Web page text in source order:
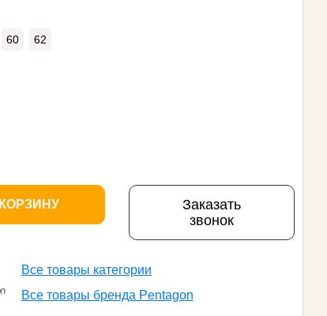
60 62
Заказать
звонок
Все товары категории
Все товары бренда Pentagon